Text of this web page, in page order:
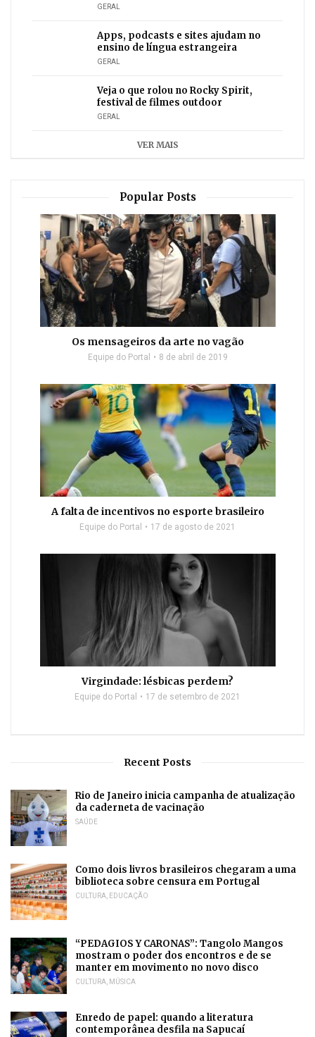
GERAL
Apps, podcasts e sites ajudam no
ensino de língua estrangeira
GERAL
Veja o que rolou no Rocky Spirit,
festival de filmes outdoor
GERAL
VER MAIS
Popular Posts
Os mensageiros da arte no vagão
Equipe do Portal 8 de abril de 2019
A falta de incentivos no esporte brasileiro
Equipe do Portal 17 de agosto de 2021
Virgindade: lésbicas perdem?
Equipe do Portal 17 de setembro de 2021
Recent Posts
Rio de Janeiro inicia campanha de atualização
da caderneta de vacinação
SAÚDE
Como dois livros brasileiros chegaram a uma
biblioteca sobre censura em Portugal
CULTURA, EDUCAÇÃO
“PEDAGIOS Y CARONAS”: Tangolo Mangos
mostram o poder dos encontros e de se
manter em movimento no novo disco
CULTURA, MÚSICA
Enredo de papel: quando a literatura
contemporânea desfila na Sapucaí